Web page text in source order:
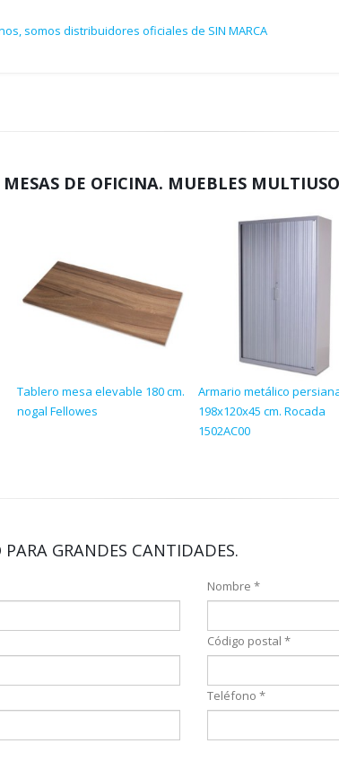
somos distribuidores oficiales de SIN MARCA
MESAS DE OFICINA. MUEBLES
Tablero mesa elevable 180 cm.
nogal Fellowes
Armario metálico
198x120x45 cm. Rocada
1502AC00
PARA GRANDES CANTIDADES.
Nombre *
Código postal *
Teléfono *